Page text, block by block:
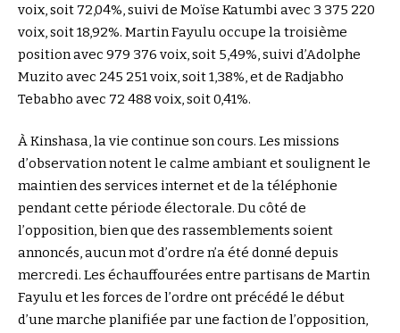
voix, soit 72,04%, suivi de Moïse Katumbi avec 3 375 220
voix, soit 18,92%. Martin Fayulu occupe la troisième
position avec 979 376 voix, soit 5,49%, suivi d’Adolphe
Muzito avec 245 251 voix, soit 1,38%, et de Radjabho
Tebabho avec 72 488 voix, soit 0,41%.
À Kinshasa, la vie continue son cours. Les missions
d’observation notent le calme ambiant et soulignent le
maintien des services internet et de la téléphonie
pendant cette période électorale. Du côté de
l’opposition, bien que des rassemblements soient
annoncés, aucun mot d’ordre n’a été donné depuis
mercredi. Les échauffourées entre partisans de Martin
Fayulu et les forces de l’ordre ont précédé le début
d’une marche planifiée par une faction de l’opposition,